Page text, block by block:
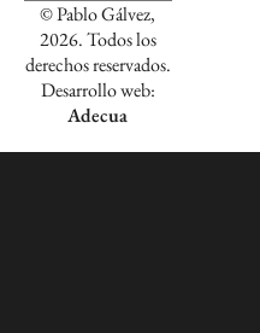
© Pablo Gálvez,
2026. Todos los
derechos reservados.
Desarrollo web:
Adecua